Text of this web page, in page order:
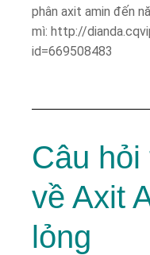
phân axit amin đến
mì: http://
id=669508483
Câu
về Axit
lỏng